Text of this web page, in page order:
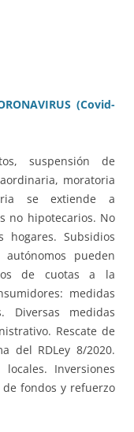
(Covid-
suspensión de
moratoria
se extiende a
no hipotecarios. No
Subsidios
pueden
de cuotas a la
medidas
Diversas medidas
Rescate de
del RDLey 8/2020.
Inversiones
fondos y refuerzo